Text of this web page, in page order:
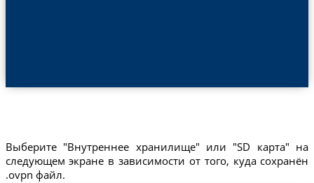
Выберите "Внутреннее хранилище" или "SD карта" на
следующем экране в зависимости от того, куда сохранён
.ovpn файл.